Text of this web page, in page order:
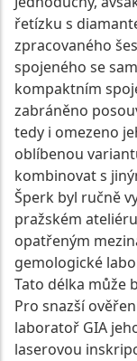
řetízku s
zpracovaného
spojeného se
kompaktním
zabráněno
tedy i omezeno
oblíbenou
kombinovat s
Šperk byl ručně
pražském
opatřeným
gemologické
Tato délka může
Pro snazší
laboratoř GIA
laserovou